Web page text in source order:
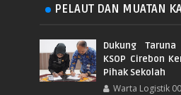
PELAUT DAN MUATAN
Dukung
KSOP Cirebon
Pihak Sekolah
Warta Logistik